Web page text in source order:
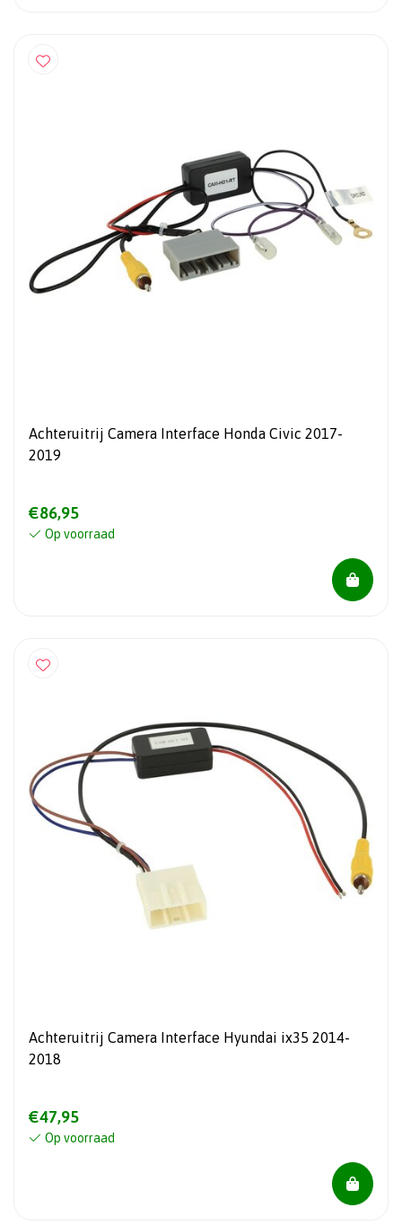
Achteruitrij Camera Interface Honda Civic 2017-
2019
€86,95
Op voorraad
Achteruitrij Camera Interface Hyundai ix35 2014-
2018
€47,95
Op voorraad